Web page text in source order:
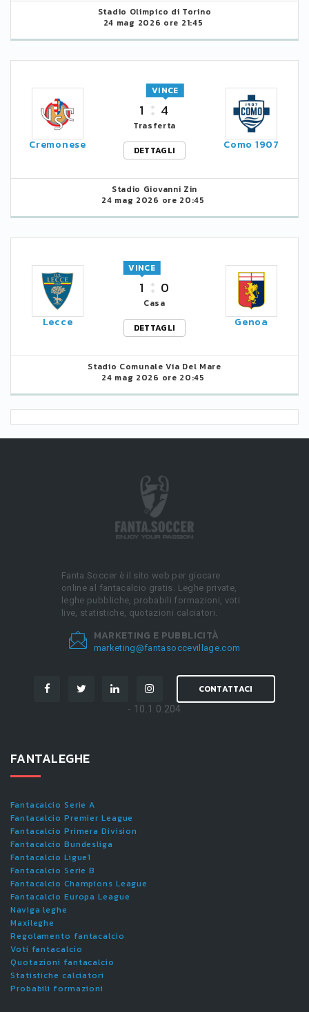
Stadio Olimpico di Torino
24 mag 2026 ore 21:45
Cremonese
1 4
VINCE
Trasferta
DETTAGLI
Como 1907
Stadio Giovanni Zin
24 mag 2026 ore 20:45
Lecce
1
VINCE
0
Casa
DETTAGLI
Genoa
Stadio Comunale Via Del Mare
24 mag 2026 ore 20:45
Fanta.Soccer è il sito web per giocare
online al fantacalcio gratis. Leghe private,
leghe pubbliche, probabili formazioni, voti
live, statistiche, quotazioni calciatori.
MARKETING E PUBBLICITÀ
marketing@fantasoccevillage.com
CONTATTACI
- 10.1.0.204
FANTALEGHE
Fantacalcio Serie A
Fantacalcio Premier League
Fantacalcio Primera Division
Fantacalcio Bundesliga
Fantacalcio Ligue1
Fantacalcio Serie B
Fantacalcio Champions League
Fantacalcio Europa League
Naviga leghe
Maxileghe
Regolamento fantacalcio
Voti fantacalcio
Quotazioni fantacalcio
Statistiche calciatori
Probabili formazioni